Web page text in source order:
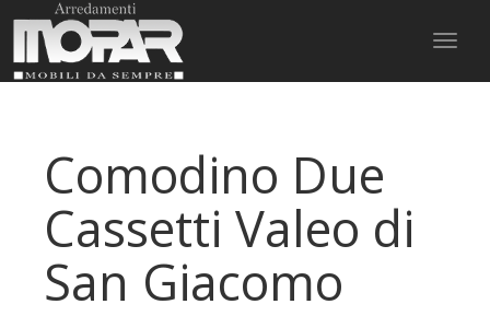
Comodino Due
Cassetti Valeo di
San Giacomo